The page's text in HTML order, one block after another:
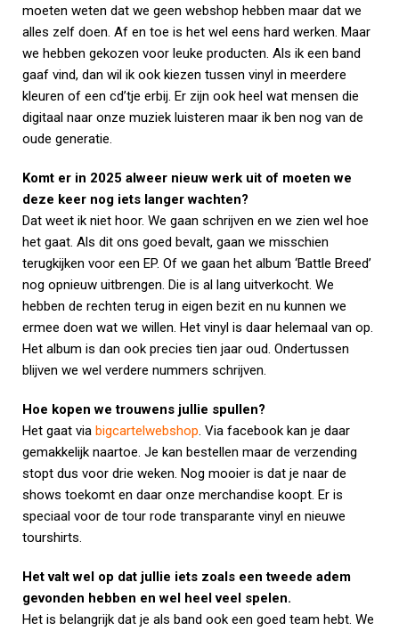
moeten weten dat we geen webshop hebben maar dat we
alles zelf doen. Af en toe is het wel eens hard werken. Maar
we hebben gekozen voor leuke producten. Als ik een band
gaaf vind, dan wil ik ook kiezen tussen vinyl in meerdere
kleuren of een cd’tje erbij. Er zijn ook heel wat mensen die
digitaal naar onze muziek luisteren maar ik ben nog van de
oude generatie.
Komt er in 2025 alweer nieuw werk uit of moeten we
deze keer nog iets langer wachten?
Dat weet ik niet hoor. We gaan schrijven en we zien wel hoe
het gaat. Als dit ons goed bevalt, gaan we misschien
terugkijken voor een EP. Of we gaan het album ‘Battle Breed’
nog opnieuw uitbrengen. Die is al lang uitverkocht. We
hebben de rechten terug in eigen bezit en nu kunnen we
ermee doen wat we willen. Het vinyl is daar helemaal van op.
Het album is dan ook precies tien jaar oud. Ondertussen
blijven we wel verdere nummers schrijven.
Hoe kopen we trouwens jullie spullen?
Het gaat via bigcartelwebshop. Via facebook kan je daar
gemakkelijk naartoe. Je kan bestellen maar de verzending
stopt dus voor drie weken. Nog mooier is dat je naar de
shows toekomt en daar onze merchandise koopt. Er is
speciaal voor de tour rode transparante vinyl en nieuwe
tourshirts.
Het valt wel op dat jullie iets zoals een tweede adem
gevonden hebben en wel heel veel spelen.
Het is belangrijk dat je als band ook een goed team hebt. We